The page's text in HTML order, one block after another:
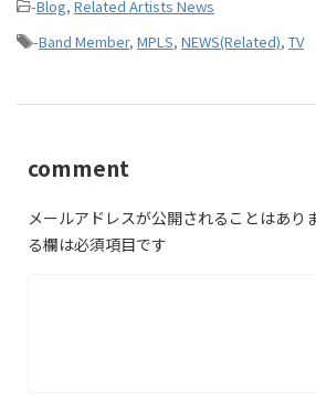
-Blog, Related Artists News
-Band Member, MPLS, NEWS(Related), TV
comment
メールアドレスが公開されることはあり
る欄は必須項目です